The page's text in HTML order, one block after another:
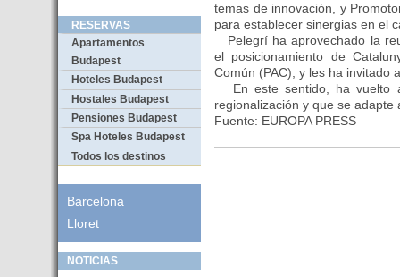
RESERVAS
Apartamentos
Budapest
Hoteles Budapest
Hostales Budapest
Pensiones Budapest
Spa Hoteles Budapest
Todos los destinos
Barcelona
Lloret
NOTICIAS
temas de innovación, y
para establecer sinergias en el
Pelegrí ha aprovechado la
el posicionamiento de
Común (PAC), y les ha invitado
En este sentido, ha vuelto
regionalización y que se
Fuente: EUROPA PRESS